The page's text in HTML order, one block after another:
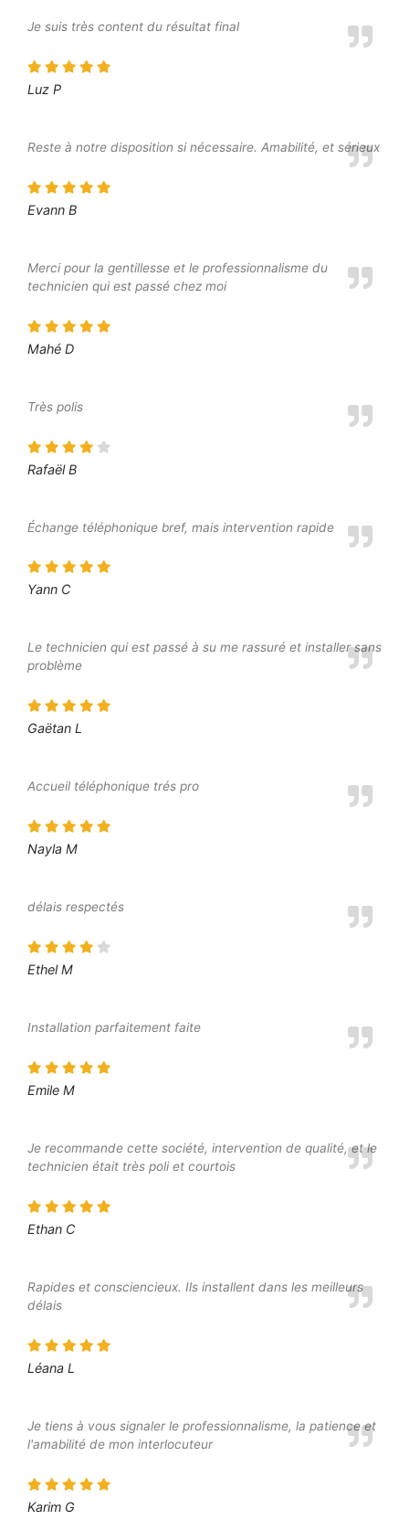
Je suis très content du résultat final
Luz P
Reste à notre disposition si nécessaire. Amabilité, et sérieux
Evann B
Merci pour la gentillesse et le professionnalisme du
technicien qui est passé chez moi
Mahé D
Très polis
Rafaël B
Échange téléphonique bref, mais intervention rapide
Yann C
Le technicien qui est passé à su me rassuré et installer sans
problème
Gaëtan L
Accueil téléphonique trés pro
Nayla M
délais respectés
Ethel M
Installation parfaitement faite
Emile M
Je recommande cette société, intervention de qualité, et le
technicien était très poli et courtois
Ethan C
Rapides et consciencieux. Ils installent dans les meilleurs
délais
Léana L
Je tiens à vous signaler le professionnalisme, la patience et
l'amabilité de mon interlocuteur
Karim G